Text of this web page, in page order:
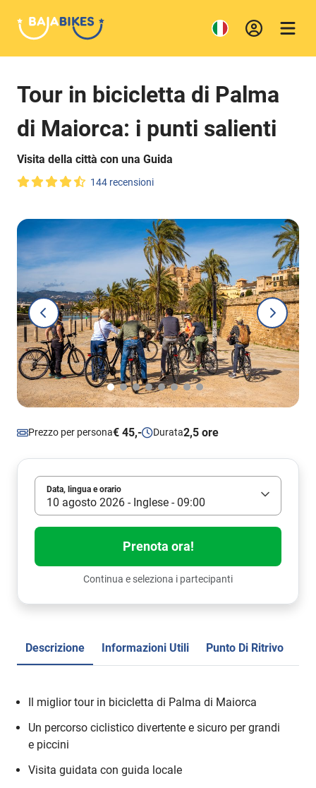
Tour in bicicletta di Palma
di Maiorca: i punti salienti
Visita della città con una Guida
144 recensioni
Prezzo per persona€ 45,- Durata2,5 ore
Data, lingua e orario
10 agosto 2026 - Inglese - 09:00
Prenota ora!
Continua e seleziona i partecipanti
Descrizione Informazioni Utili Punto Di Ritrivo
Il miglior tour in bicicletta di Palma di Maiorca
Un percorso ciclistico divertente e sicuro per grandi
e piccini
Visita guidata con guida locale